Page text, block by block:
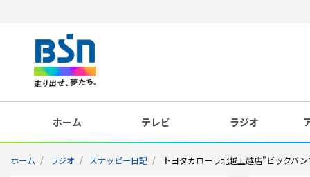
ホーム テレビ ラジオ
ホーム ラジオ スナッピー日記 トヨタカローラ北越上越店"ビックバ